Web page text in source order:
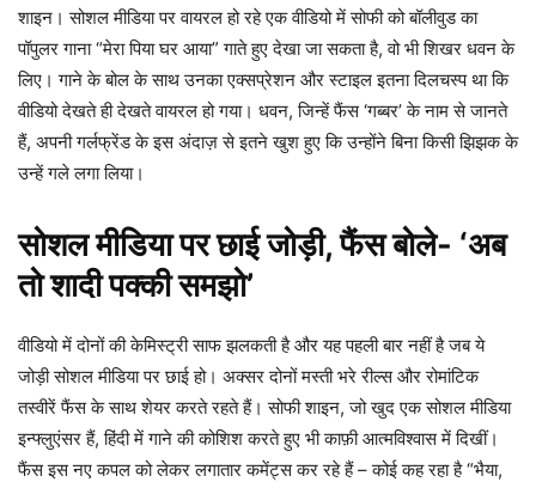
शाइन। सोशल मीडिया पर वायरल हो रहे एक वीडियो में सोफी को बॉलीवुड का
पॉपुलर गाना “मेरा पिया घर आया” गाते हुए देखा जा सकता है, वो भी शिखर धवन के
लिए। गाने के बोल के साथ उनका एक्सप्रेशन और स्टाइल इतना दिलचस्प था कि
वीडियो देखते ही देखते वायरल हो गया। धवन, जिन्हें फैंस ‘गब्बर’ के नाम से जानते
हैं, अपनी गर्लफ्रेंड के इस अंदाज़ से इतने खुश हुए कि उन्होंने बिना किसी झिझक के
उन्हें गले लगा लिया।
सोशल मीडिया पर छाई जोड़ी, फैंस बोले- ‘अब
तो शादी पक्की समझो’
वीडियो में दोनों की केमिस्ट्री साफ झलकती है और यह पहली बार नहीं है जब ये
जोड़ी सोशल मीडिया पर छाई हो। अक्सर दोनों मस्ती भरे रील्स और रोमांटिक
तस्वीरें फैंस के साथ शेयर करते रहते हैं। सोफी शाइन, जो खुद एक सोशल मीडिया
इन्फ्लुएंसर हैं, हिंदी में गाने की कोशिश करते हुए भी काफ़ी आत्मविश्वास में दिखीं।
फैंस इस नए कपल को लेकर लगातार कमेंट्स कर रहे हैं – कोई कह रहा है “भैया,